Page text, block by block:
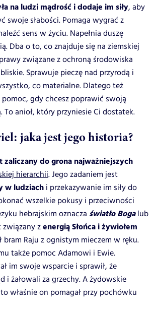
na ludzi mądrość i dodaje im siły, aby
swoje słabości. Pomaga wygrać z
sens w życiu. Napełnia duszę
Dba o to, co znajduje się na ziemskiej
związane z ochroną środowiska
Sprawuje pieczę nad przyrodą i
co materialne. Dlatego też
gdy chcesz poprawić swoją
To anioł, który przyniesie Ci dostatek.
jaka jest jego historia?
zaliczany do grona najważniejszych
hierarchii. Jego zadaniem jest
w ludziach i przekazywanie im siły do
wszelkie pokusy i przeciwności
hebrajskim oznacza światło Bogalub
związany zenergią Słońca i żywiołem
bram Raju z ognistym mieczem w ręku.
także pomoc Adamowi i Ewie.
im swoje wsparcie i sprawił, że
i żałowali za grzechy. A żydowskie
właśnie on pomagał przy pochówku